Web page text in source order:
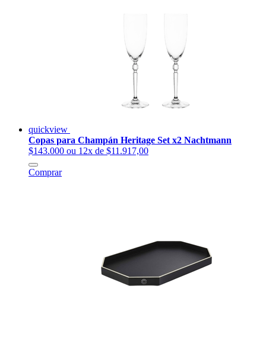
quickview
Copas para Champán Heritage Set x2 Nachtmann
$143.000 ou 12x de $11.917,00
Comprar